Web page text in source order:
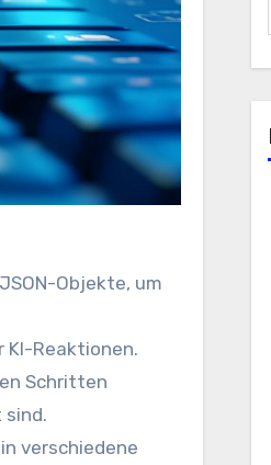
Objekte, um
Reaktionen.
Schritten
verschiedene